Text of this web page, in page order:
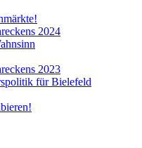
2024
2023
für Bielefeld​​